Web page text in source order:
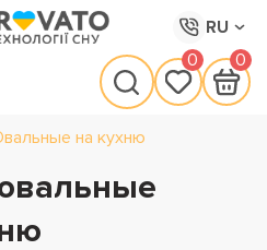
RU
0 0
на кухню